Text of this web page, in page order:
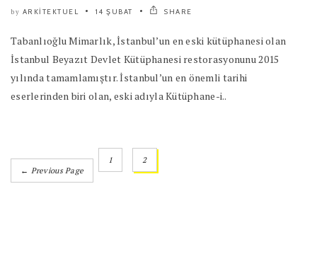
by ARKITEKTUEL 14 ŞUBAT SHARE
Tabanlıoğlu Mimarlık, İstanbul’un en eski kütüphanesi olan
İstanbul Beyazıt Devlet Kütüphanesi restorasyonunu 2015
yılında tamamlamıştır. İstanbul’un en önemli tarihi
eserlerinden biri olan, eski adıyla Kütüphane-i..
← Previous Page
1 2